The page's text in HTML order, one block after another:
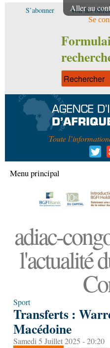
Aller au
S’abonner Voir les
Se
Toute l’information
Menu principal
adiac-
l'actualité
Sport
Transferts :
Macédoine
Samedi 5 Juillet 2025 - 20:20